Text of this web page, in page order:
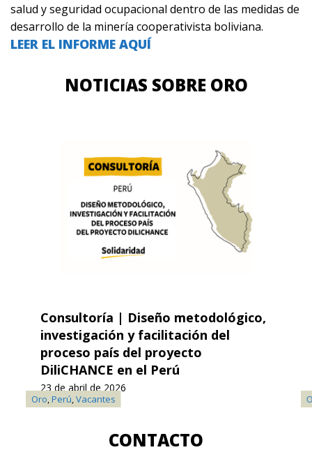
salud y seguridad ocupacional dentro de las medidas de
desarrollo de la minería cooperativista boliviana.
LEER EL INFORME AQUÍ
NOTICIAS SOBRE ORO
Soja,Té
Oro,Perú,Vacantes
Consultoría | Diseño metodológico,
investigación y facilitación del
proceso país del proyecto
DiliCHANCE en el Perú
23 de abril de 2026
CONTACTO